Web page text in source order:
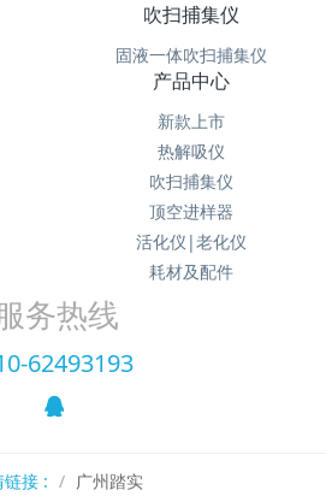
吹扫捕集仪
固液一体吹扫捕集仪
产品中心
新款上市
热解吸仪
吹扫捕集仪
顶空进样器
活化仪|老化仪
耗材及配件
务热线
62493193
链接 : 广州踏实